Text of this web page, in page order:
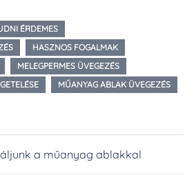
ÉRDEMES
HASZNOS FOGALMAK
MELEGPERMES ÜVEGEZÉS
MŰANYAG ABLAK ÜVEGEZÉS
a műanyag ablakkal